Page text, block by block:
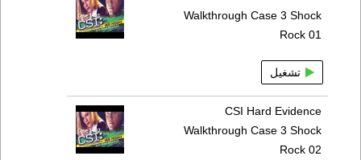
Walkthrough Case 3 Shock
Rock 01
تشغيل
CSI Hard Evidence
Walkthrough Case 3 Shock
Rock 02